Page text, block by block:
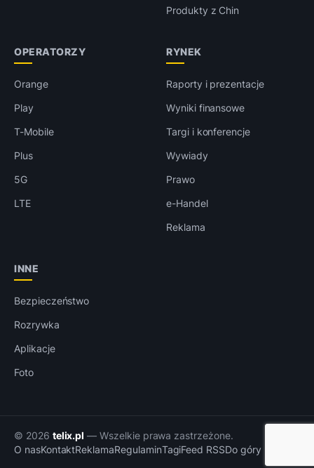
Produkty z Chin
OPERATORZY
Orange
Play
T-Mobile
Plus
5G
LTE
RYNEK
Raporty i prezentacje
Wyniki finansowe
Targi i konferencje
Wywiady
Prawo
e-Handel
Reklama
INNE
Bezpieczeństwo
Rozrywka
Aplikacje
Foto
© 2026 telix.pl — Wszelkie prawa zastrzeżone.
O nasKontaktReklamaRegulaminTagiFeed RSSDo góry ↑